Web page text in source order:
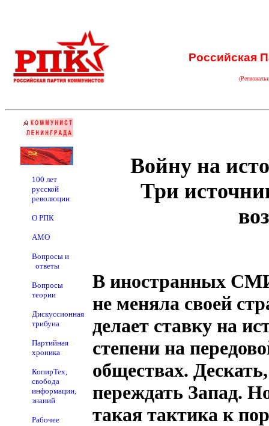
Российская
100 лет
русской
революции
О РПК
АМО
Вопросы и
ответы
Вопросы
теории
Дискуссионная
трибуна
Партийная
хроника
КопирТех,
свобода
информации,
знаний
Рабочее
Войну на
Три
В иностранных
не меняла своей
делает ставку на
степени на
обществах.
переждать Запад.
такая тактика к